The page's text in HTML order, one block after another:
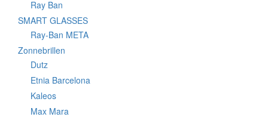
Ray Ban
SMART GLASSES
Ray-Ban META
Zonnebrillen
Dutz
Etnia Barcelona
Kaleos
Max Mara